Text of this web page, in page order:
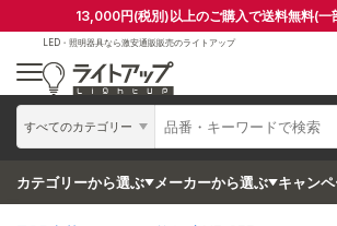
13,000円(税別)以上のご購入で送料無料(一
LED・照明器具なら激安通販販売のライトアップ
すべてのカテゴリー
カテゴリーから選ぶ メーカーから選ぶ キャン